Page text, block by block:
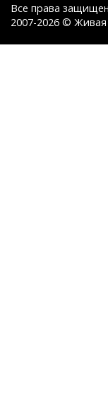
Все права
2007-2026 © Живая